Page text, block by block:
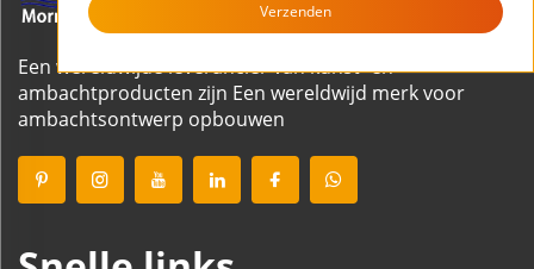
Verzenden
Een wereldwijde leverancier van kunst- en
ambachtproducten zijn Een wereldwijd merk voor
ambachtsontwerp opbouwen